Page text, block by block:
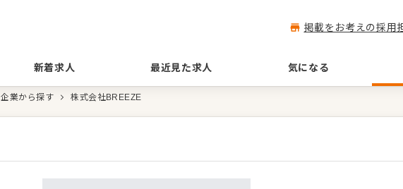
掲載をお考えの採用
新着求人 最近見た求人 気になる
企業から探す 株式会社BREEZE